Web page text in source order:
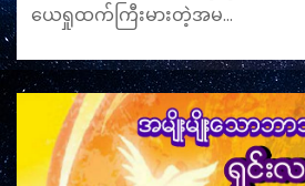
ယေရှုထက်ကြီးမားတဲ့အမ…